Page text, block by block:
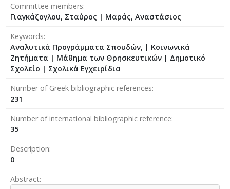
Committee members
Γιαγκάζογλου, Σταύρος | Μαράς, Αναστάσιος
Keywords
Αναλυτικά Προγράμματα Σπουδών, | Κοινωνικά
Ζητήματα | Μάθημα των Θρησκευτικών | Δημοτικό
Σχολείο | Σχολικά Εγχειρίδια
Number of Greek bibliographic references
231
Number of international bibliographic reference
35
Description
0
Abstract